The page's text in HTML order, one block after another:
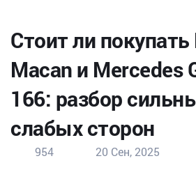
Стоит ли
Macan и Mercedes
166: разбор
слабых сторон
954 20 Сен, 2025